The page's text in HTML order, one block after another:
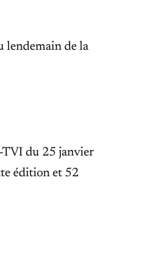
lendemain de la
TVI du 25 janvier
édition et 52